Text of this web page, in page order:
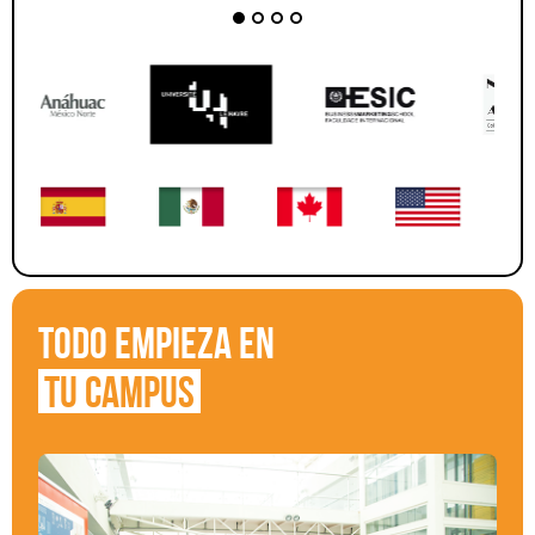
TODO EMPIEZA EN
TU CAMPUS